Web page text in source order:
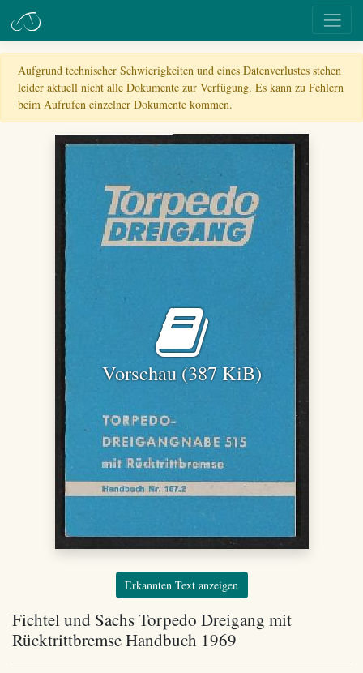
Aufgrund technischer Schwierigkeiten und eines Datenverlustes stehen
leider aktuell nicht alle Dokumente zur Verfügung. Es kann zu Fehlern
beim Aufrufen einzelner Dokumente kommen.
Vorschau (387 KiB)
Erkannten Text anzeigen
Fichtel und Sachs Torpedo Dreigang mit
Rücktrittbremse Handbuch 1969